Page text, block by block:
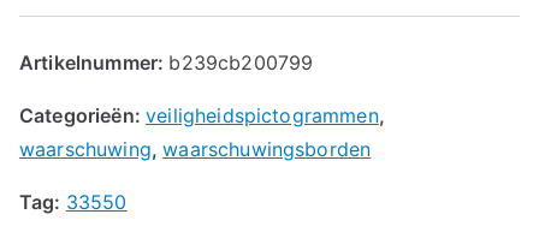
Artikelnummer: b239cb200799
Categorieën:veiligheidspictogrammen,
waarschuwing,waarschuwingsborden
Tag: 33550